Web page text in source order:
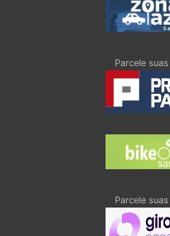
Parcele
Parcele